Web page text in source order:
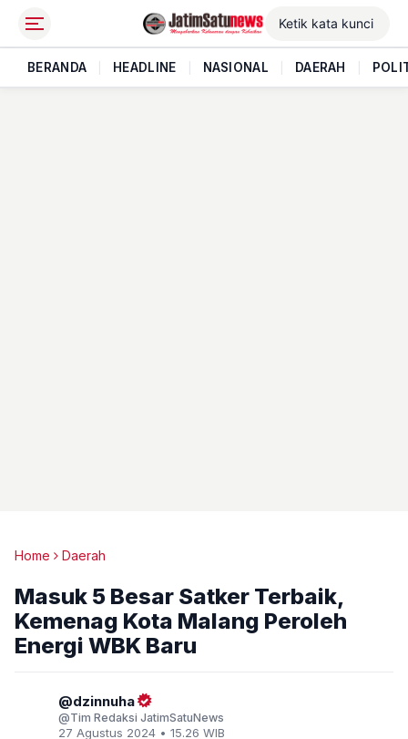
BERANDA HEADLINE NASIONAL DAERAH
Home Daerah
Masuk 5 Besar Satker Terbaik,
Kemenag Kota Malang Peroleh
Energi WBK Baru
dzinnuha
Tim Redaksi JatimSatuNews
27 Agustus 2024 • 15.26 WIB